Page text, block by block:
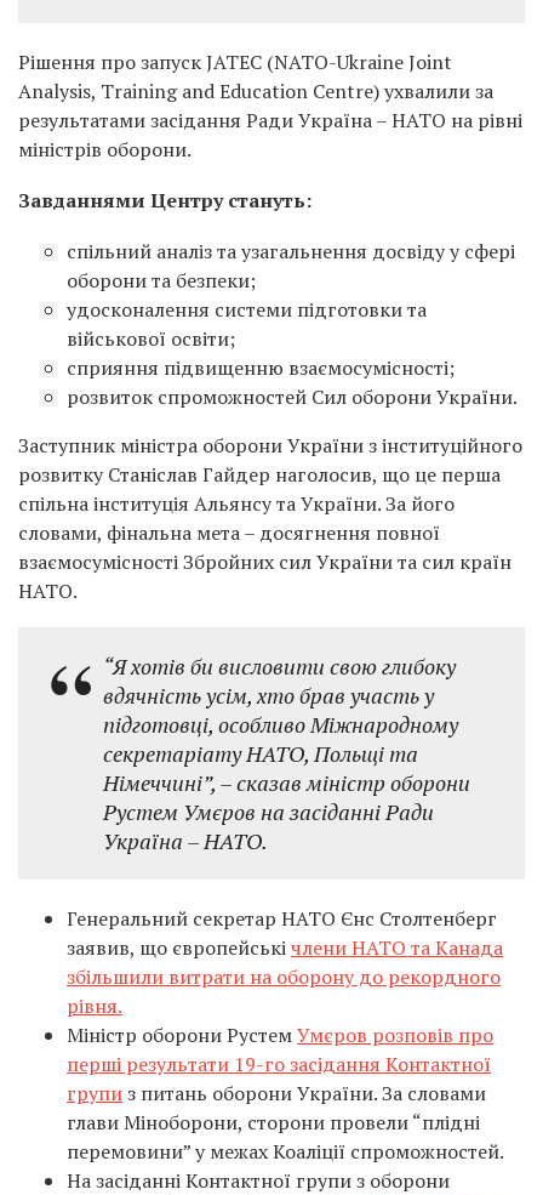
Рішення про запуск JATEC (NATO-Ukraine Joint
Analysis, Training and Education Centre) ухвалили за
результатами засідання Ради Україна – НАТО на рівні
міністрів оборони.
Завданнями Центру стануть:
спільний аналіз та узагальнення досвіду у сфері
оборони та безпеки;
удосконалення системи підготовки та
військової освіти;
сприяння підвищенню взаємосумісності;
розвиток спроможностей Сил оборони України.
Заступник міністра оборони України з інституційного
розвитку Станіслав Гайдер наголосив, що це перша
спільна інституція Альянсу та України. За його
словами, фінальна мета – досягнення повної
взаємосумісності Збройних сил України та сил країн
НАТО.
“Я хотів би висловити свою глибоку
вдячність усім, хто брав участь у
підготовці, особливо Міжнародному
секретаріату НАТО, Польщі та
Німеччині”, – сказав міністр оборони
Рустем Умєров на засіданні Ради
Україна – НАТО.
Генеральний секретар НАТО Єнс Столтенберг
заявив, що європейськічлени НАТО та Канада
збільшили витрати на оборону до рекордного
рівня.
Міністр оборони РустемУмєров розповів про
перші результати 19-го засідання Контактної
групиз питань оборони України. За словами
глави Міноборони, сторони провели “плідні
перемовини” у межах Коаліції спроможностей.
На засіданні Контактної групи з оборони